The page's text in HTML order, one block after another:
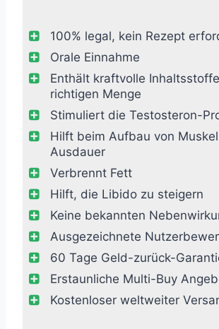
100% legal, kein Rezept
Orale Einnahme
Enthält kraftvolle
richtigen Menge
Stimuliert die Testosteron-
Hilft beim Aufbau von
Ausdauer
Verbrennt Fett
Hilft, die Libido zu steigern
Keine bekannten
Ausgezeichnete
60 Tage Geld-zurück-
Erstaunliche Multi-Buy
Kostenloser weltweiter